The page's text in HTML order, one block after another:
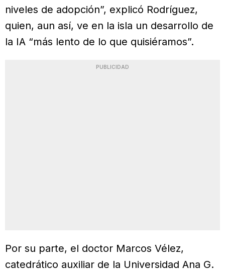
niveles de adopción”, explicó Rodríguez,
quien, aun así, ve en la isla un desarrollo de
la IA “más lento de lo que quisiéramos”.
PUBLICIDAD
Por su parte, el doctor Marcos Vélez,
catedrático auxiliar de la Universidad Ana G.